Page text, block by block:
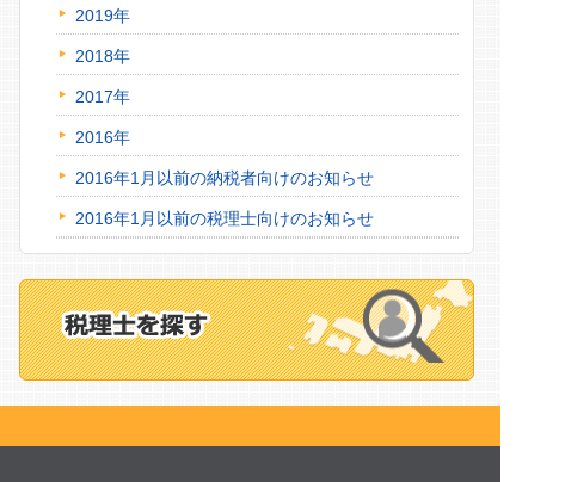
2019年
2018年
2017年
2016年
2016年1月以前の納税者向けのお知らせ
2016年1月以前の税理士向けのお知らせ